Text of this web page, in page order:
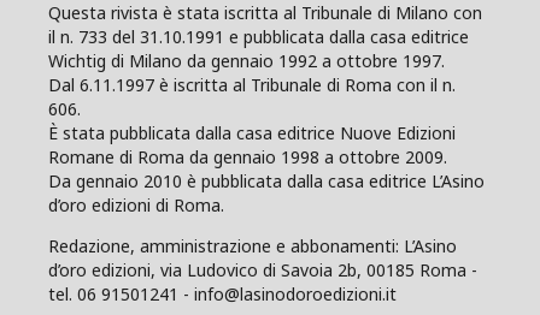
Questa rivista è stata iscritta al Tribunale di Milano con
il n. 733 del 31.10.1991 e pubblicata dalla casa editrice
Wichtig di Milano da gennaio 1992 a ottobre 1997.
Dal 6.11.1997 è iscritta al Tribunale di Roma con il n.
606.
È stata pubblicata dalla casa editrice Nuove Edizioni
Romane di Roma da gennaio 1998 a ottobre 2009.
Da gennaio 2010 è pubblicata dalla casa editrice L’Asino
d’oro edizioni di Roma.
Redazione, amministrazione e abbonamenti: L’Asino
d’oro edizioni, via Ludovico di Savoia 2b, 00185 Roma -
tel. 06 91501241 - info@lasinodoroedizioni.it